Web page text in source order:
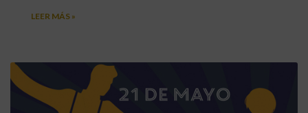
LEER MÁS »